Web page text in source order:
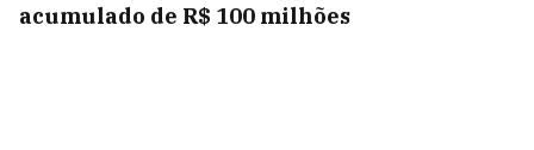
acumulado de R$ 100 milhões